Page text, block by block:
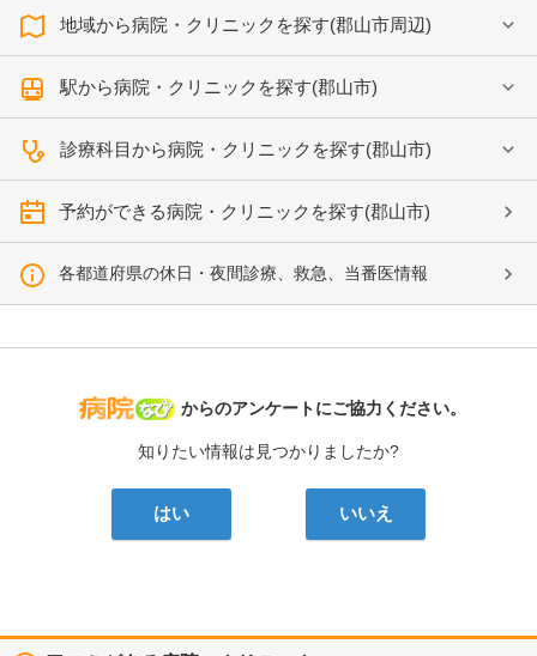
地域から病院・クリニックを探す(郡山市周辺)
駅から病院・クリニックを探す(郡山市)
診療科目から病院・クリニックを探す(郡山市)
予約ができる病院・クリニックを探す(郡山市)
各都道府県の休日・夜間診療、救急、当番医情報
病院なび
からのアンケートにご協力ください。
知りたい情報は見つかりましたか?
はい いいえ